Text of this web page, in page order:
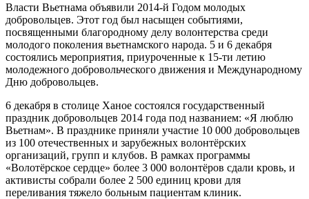
Власти Вьетнама объявили 2014-й Годом молодых
добровольцев. Этот год был насыщен событиями,
посвященными благородному делу волонтерства среди
молодого поколения вьетнамского народа. 5 и 6 декабря
состоялись мероприятия, приуроченные к 15-ти летию
молодежного добровольческого движения и Международному
Дню добровольцев.
6 декабря в столице Ханое состоялся государственный
праздник добровольцев 2014 года под названием: «Я люблю
Вьетнам». В празднике приняли участие 10 000 добровольцев
из 100 отечественных и зарубежных волонтёрских
организаций, групп и клубов. В рамках программы
«Волотёрское сердце» более 3 000 волонтёров сдали кровь, и
активисты собрали более 2 500 единиц крови для
переливания тяжело больным пациентам клиник.